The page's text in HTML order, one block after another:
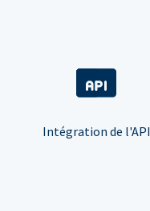
Intégration de l'API